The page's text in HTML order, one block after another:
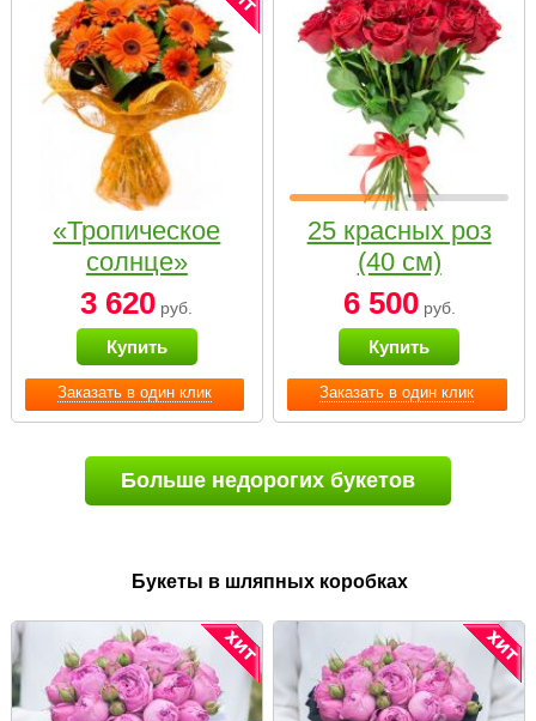
Заказать в один клик
«Тропическое
солнце»
3 620 руб.
Купить
Заказать в один клик
25 красных роз
(40 см)
6 500руб.
Купить
Больше недорогих букетов
Букеты в шляпных коробках